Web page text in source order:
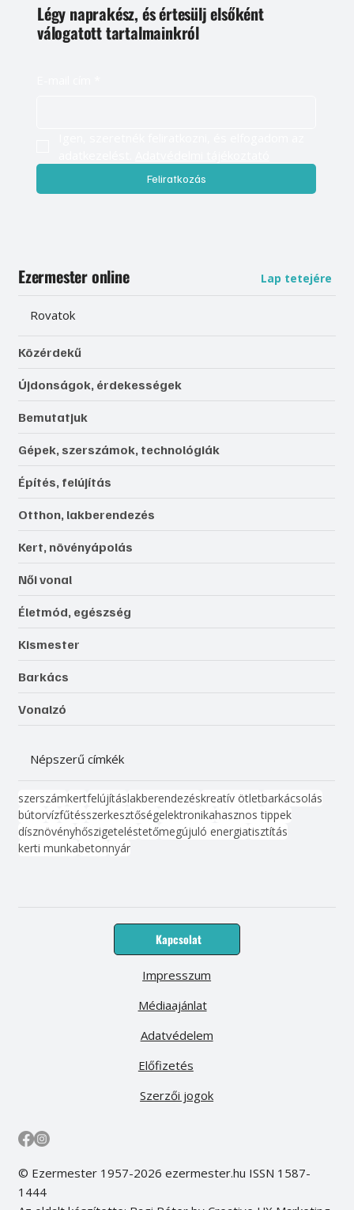
Légy naprakész, és értesülj elsőként
válogatott tartalmainkról
Feliratkozás
Ezermester online Lap tetejére
Rovatok
Közérdekű
Újdonságok, érdekességek
Bemutatjuk
Gépek, szerszámok, technológiák
Építés, felújítás
Otthon, lakberendezés
Kert, növényápolás
Női vonal
Életmód, egészség
Kismester
Barkács
Vonalzó
Népszerű címkék
szerszámkertfelújításlakberendezéskreatív ötletbarkácsolás
bútorvízfűtésszerkesztőségelektronikahasznos tippek
dísznövényhőszigeteléstetőmegújuló energiatisztítás
kerti munkabetonnyár
Kapcsolat
Médiaajánlat
Előfizetés
Impresszum
Adatvédelem
Szerzői jogok
© Ezermester 1957-2026 ezermester.hu ISSN 1587-
1444